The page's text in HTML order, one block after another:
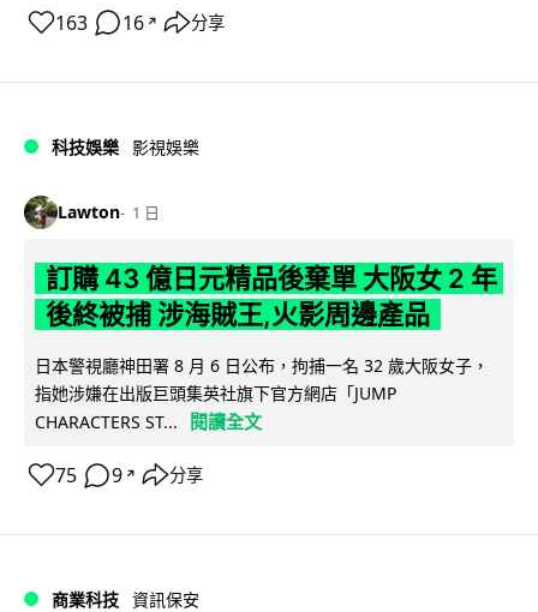
163 16 ↗ 分享
科技娛樂 影視娛樂
Lawton 1 日
訂購 43 億日元精品後棄單 大阪女 2 年
後終被捕 涉海賊王,火影周邊產品
日本警視廳神田署 8 月 6 日公布，拘捕一名 32 歲大阪女子，
指她涉嫌在出版巨頭集英社旗下官方網店「JUMP
CHARACTERS ST...
閱讀全文
75 9 ↗ 分享
商業科技 資訊保安